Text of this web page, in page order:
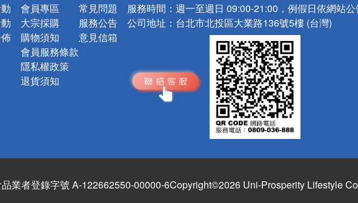
會員專區
大宗採購
購物須知
會員服務條款
隱私權政策
退貨須知
常見問題
服務公告
意見信箱
服務時間： 週一至週日 09:00-21:00，例假日依網站
公司地址： 台北市北投區大業路136號5樓 (台灣)
業者登錄字號 A-122662550-00000-6Copyright©2026 Uni-Prosperity Lifestyle